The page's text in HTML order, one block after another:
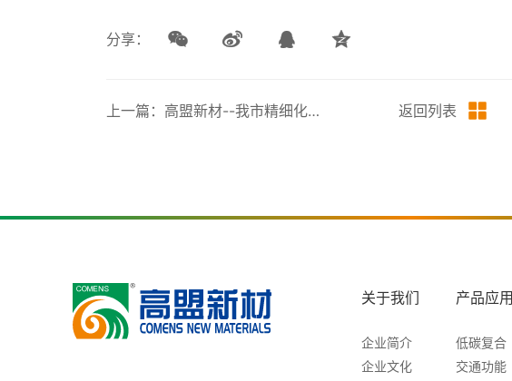
分享：
上一篇：高盟新材--我市精细化工类通过清洁生产验收的企业 返回列表
关于我们
企业简介
企业文化
产品应用
低碳复合
交通功能